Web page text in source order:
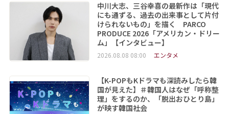
中川大志、三谷幸喜の最新作は「現代
にも通ずる、過去の出来事として片付
けられないもの」を描く PARCO
PRODUCE 2026「アメリカン・ドリー
ム」【インタビュー】
2026.08.08 08:00 エンタメ
【K-POPもKドラマも深読みしたら韓
国が見えた】＃韓国人はなぜ「呼称整
理」をするのか、「脱出おひとり島」
が映す韓国社会